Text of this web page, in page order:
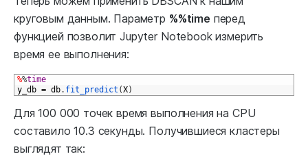
круговым данным. Параметр %%time перед
функцией позволит Jupyter Notebook измерить
время ее выполнения:
%%time
y_db = db. fit_predict (X)
Для 100 000 точек время выполнения на CPU
составило 10.3 секунды. Получившиеся кластеры
выглядят так: